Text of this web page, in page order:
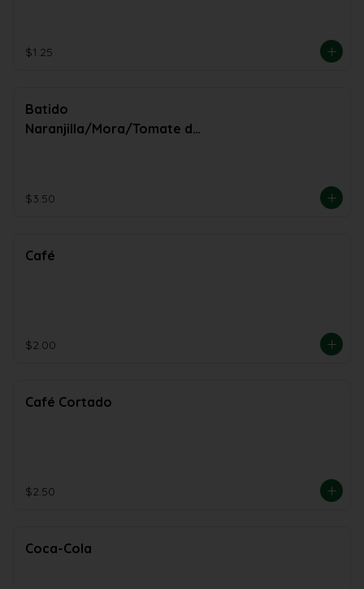
$1.25
Batido
Naranjilla/Mora/Tomate de
$3.50
Café
$2.00
Café Cortado
$2.50
Coca-Cola